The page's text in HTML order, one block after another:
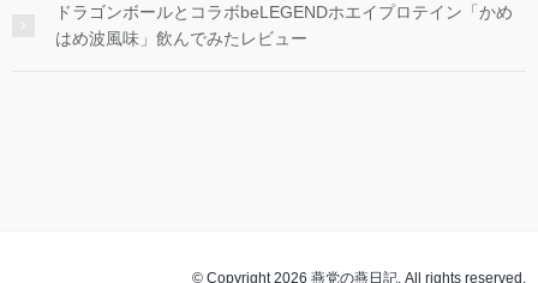
ドラゴンボールとコラボbeLEGENDホエイプロテイン「かめ
はめ波風味」飲んでみたレビュー
© Copyright 2026 燕党の燕日記. All rights reserved.